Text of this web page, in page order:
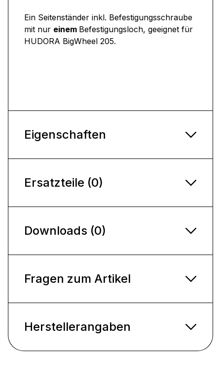
Ein Seitenständer inkl. Befestigungsschraube
mit nur einem Befestigungsloch, geeignet für
HUDORA BigWheel 205.
Eigenschaften
Ersatzteile (0)
Downloads (0)
Fragen zum Artikel
Herstellerangaben